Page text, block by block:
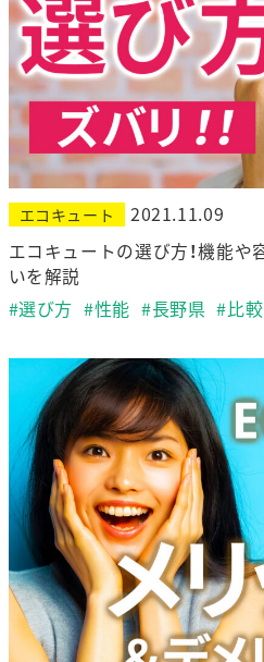
エコキュート 2021.11.09
エコキュートの選び方！機能や
いを解説
#選び方 #性能 #長野県 #比較